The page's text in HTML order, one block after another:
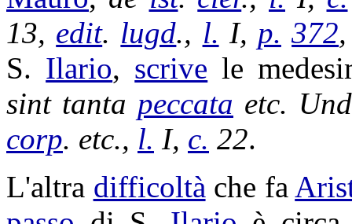
13, edit. lugd., l. I, p. 372
S. Ilario, scrive le
sint tanta peccata etc.
corp. etc., l. I, c. 22.
L'altra difficoltà che fa